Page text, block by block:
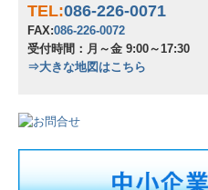
TEL:086-226-0071
FAX:086-226-0072
受付時間：月～金 9:00～17:30
⇒大きな地図はこちら